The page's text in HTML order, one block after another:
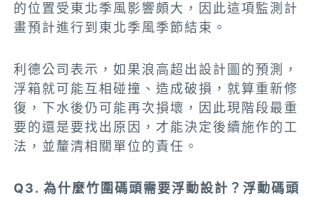
的位置受東北季風影響頗大，因此這項監測計
畫預計進行到東北季風季節結束。
利德公司表示，如果浪高超出設計圖的預測，
浮箱就可能互相碰撞、造成破損，就算重新修
復，下水後仍可能再次損壞，因此現階段最重
要的還是要找出原因，才能決定後續施作的工
法，並釐清相關單位的責任。
Q3. 為什麼竹圍碼頭需要浮動設計？浮動碼頭